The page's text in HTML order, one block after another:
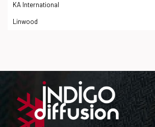
KA International
Linwood